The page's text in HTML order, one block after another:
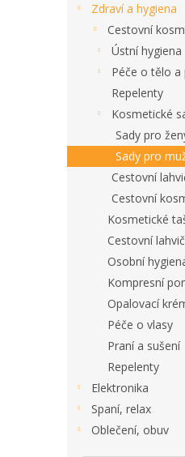
Zdraví a hygiena
Cestovní
Ústní hygiena
Péče o tělo a
Repelenty
Kosmetické
Sady pro
Sady pro
Cestovní
Cestovní
Kosmetické
Cestovní
Osobní
Kompresní
Opalovací
Péče o vlasy
Praní a sušení
Repelenty
Elektronika
Spaní, relax
Oblečení, obuv